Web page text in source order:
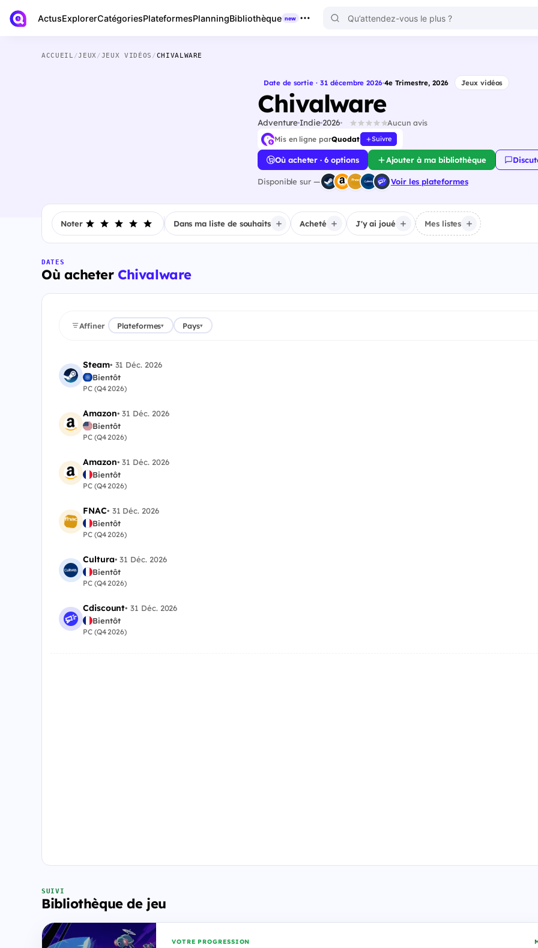
ActusExplorerCatégoriesPlateformesPlanningBibliothèque new
ACCUEIL /JEUX/JEUX VIDÉOS /CHIVALWARE
Date de sortie · 31 décembre 2026·4e Trimestre, 2026 Jeux vidéos
Chivalware
Adventure Indie 2026 Aucun avis
Mis en ligne parQuodat Suivre
Où acheter · 6 options Ajouter à ma bibliothèque
Disponible sur — Voir les plateformes
Noter Dans ma liste de souhaits Acheté J'y ai joué Mes listes
DATES
Où acheter Chivalware
Affiner Plateformes▾ Pays▾
Steam• 31 Déc. 2026
Bientôt
PC (Q4 2026)
Amazon•31 Déc. 2026
Bientôt
PC (Q4 2026)
Amazon•31 Déc. 2026
Bientôt
PC (Q4 2026)
FNAC• 31 Déc. 2026
Bientôt
PC (Q4 2026)
Cultura•31 Déc. 2026
Bientôt
PC (Q4 2026)
Cdiscount•31 Déc. 2026
Bientôt
PC (Q4 2026)
SUIVI
Bibliothèque de jeu
VOTRE PROGRESSION